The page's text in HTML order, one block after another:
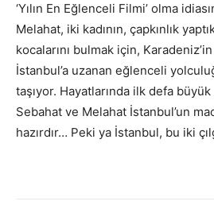
‘Yılın En Eğlenceli Filmi’ olma
Melahat, iki kadının, çapkınlık
kocalarını bulmak için,
İstanbul’a uzanan eğlenceli
taşıyor. Hayatlarında ilk defa
Sebahat ve Melahat İstanbul’un
hazırdır… Peki ya İstanbul, bu iki